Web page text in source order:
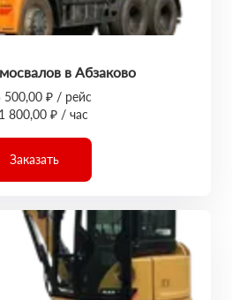
в Абзаково
500,00 ₽ / рейс
800,00 ₽ / час
Заказать